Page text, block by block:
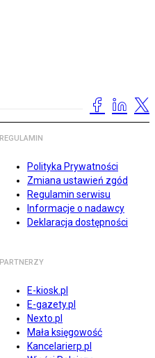
REGULAMIN
Polityka Prywatności
Zmiana ustawień zgód
Regulamin serwisu
Informacje o nadawcy
Deklaracja dostępności
PARTNERZY
E-kiosk.pl
E-gazety.pl
Nexto.pl
Mała księgowość
Kancelarierp.pl